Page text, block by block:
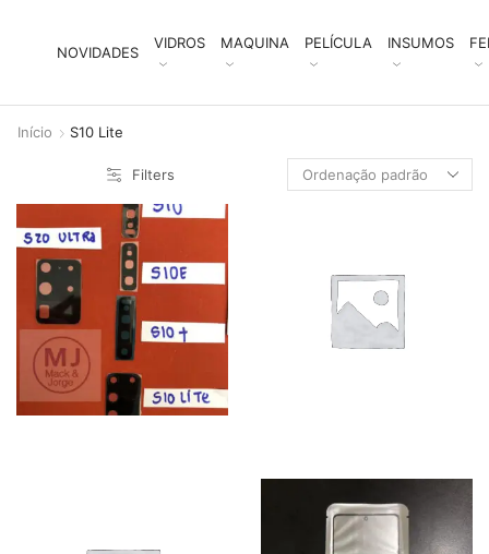
NOVIDADES
VIDROS MAQUINA PELÍCULA INSUMOS
Início S10 Lite
Filters